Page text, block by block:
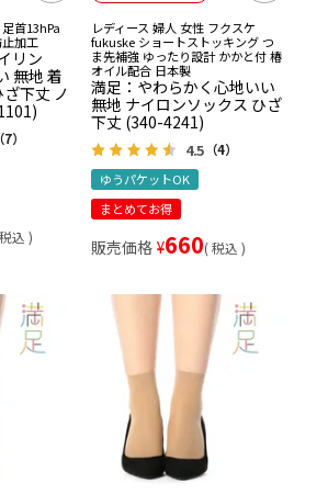
首13hPa
加工
リン
無地 着
下丈 ノ
（7）
税込
レディース 婦人 女性 フクスケ
fukuske ショートストッキング つ
ま先補強 ゆったり設計 かかと付 椿
オイル配合 日本製
満足：やわらかく心地いい
無地 ナイロンソックス ひざ
下丈 (340-4241)
4.5 （4）
ゆうパケットOK
まとめてお得
販売価格 ¥660 税込